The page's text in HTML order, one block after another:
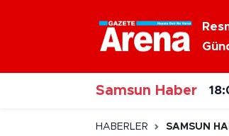
Samsun Haber
HABERLER SAMSUN
Nöbetçi Eczaneler
Hava Durumu
Samsun Namaz Vakitleri